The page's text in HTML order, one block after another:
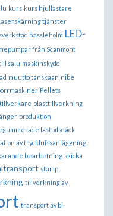
kurs kurs hjullastare
tjänster
hässleholm LED-
från Scanmont
salu maskinskydd
muutto tanskaan nibe
Pellets
plasttillverkning
produktion
lastbilsdäck
av tryckluftsanläggning
bearbetning skicka
stämp
tillverkning av
transport av bil